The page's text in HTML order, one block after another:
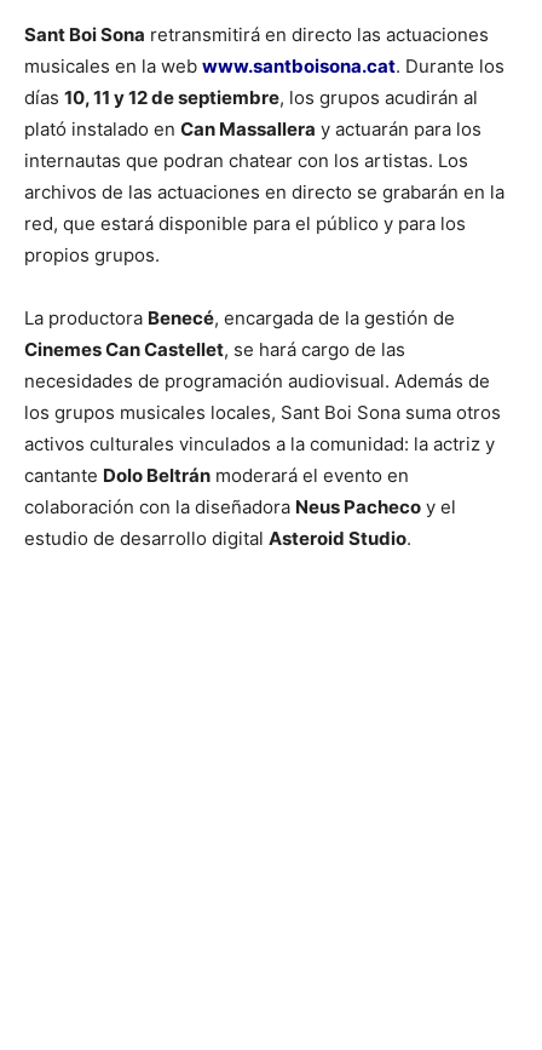
Sant Boi Sona retransmitirá en directo las actuaciones
musicales en la web www.santboisona.cat. Durante los
días 10, 11 y 12 de septiembre, los grupos acudirán al
plató instalado en Can Massallera y actuarán para los
internautas que podran chatear con los artistas. Los
archivos de las actuaciones en directo se grabarán en la
red, que estará disponible para el público y para los
propios grupos.
La productora Benecé, encargada de la gestión de
Cinemes Can Castellet, se hará cargo de las
necesidades de programación audiovisual. Además de
los grupos musicales locales, Sant Boi Sona suma otros
activos culturales vinculados a la comunidad: la actriz y
cantante Dolo Beltrán moderará el evento en
colaboración con la diseñadora Neus Pacheco y el
estudio de desarrollo digital Asteroid Studio.